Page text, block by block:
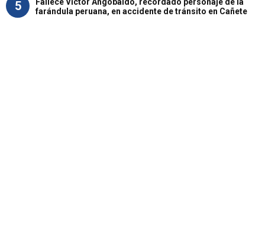
5
Fallece Víctor Angobaldo, recordado personaje de la
farándula peruana, en accidente de tránsito en Cañete